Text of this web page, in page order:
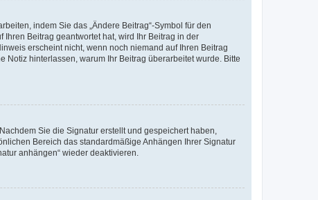
indem Sie das „Ändere Beitrag“-Symbol für den
Beitrag geantwortet hat, wird Ihr Beitrag in der
erscheint nicht, wenn noch niemand auf Ihren Beitrag
hinterlassen, warum Ihr Beitrag überarbeitet wurde. Bitte
Sie die Signatur erstellt und gespeichert haben,
Bereich das standardmäßige Anhängen Ihrer Signatur
anhängen“ wieder deaktivieren.